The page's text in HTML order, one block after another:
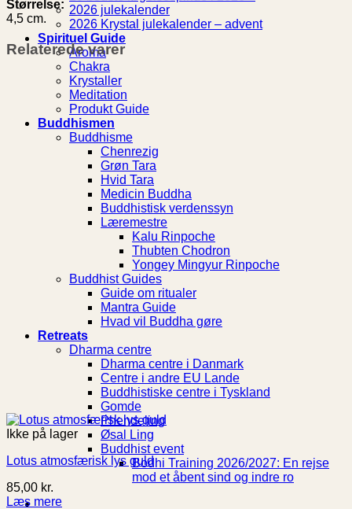
2026 julekalender
2026 Krystal julekalender – advent
Spirituel Guide
Aroma
Chakra
Krystaller
Meditation
Produkt Guide
Buddhismen
Buddhisme
Chenrezig
Grøn Tara
Hvid Tara
Medicin Buddha
Buddhistisk verdenssyn
Læremestre
Kalu Rinpoche
Thubten Chodron
Yongey Mingyur Rinpoche
Buddhist Guides
Guide om ritualer
Mantra Guide
Hvad vil Buddha gøre
Retreats
Dharma centre
Dharma centre i Danmark
Centre i andre EU Lande
Buddhistiske centre i Tyskland
Gomde
Phendeling
Øsal Ling
Buddhist event
Bodhi Training 2026/2027: En rejse
mod et åbent sind og indre ro
Størrelse:
4,5 cm.
Relaterede varer
Ikke på lager
Lotus atmosfærisk lys guld
85,00 kr.
Læs mere